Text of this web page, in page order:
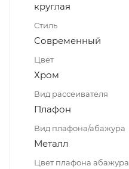
круглая
Стиль
Современный
Цвет
Хром
Вид рассеивателя
Плафон
Вид плафона/абажура
Металл
Цвет плафона абажура